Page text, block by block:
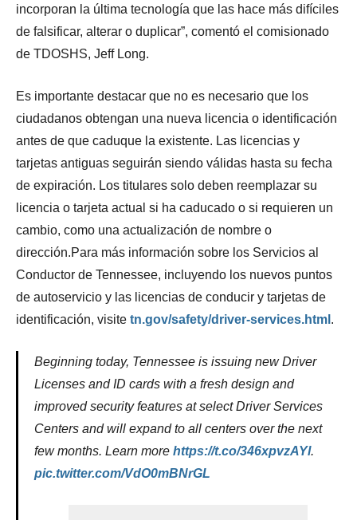
incorporan la última tecnología que las hace más difíciles
de falsificar, alterar o duplicar”, comentó el comisionado
de TDOSHS, Jeff Long.
Es importante destacar que no es necesario que los
ciudadanos obtengan una nueva licencia o identificación
antes de que caduque la existente. Las licencias y
tarjetas antiguas seguirán siendo válidas hasta su fecha
de expiración. Los titulares solo deben reemplazar su
licencia o tarjeta actual si ha caducado o si requieren un
cambio, como una actualización de nombre o
dirección.Para más información sobre los Servicios al
Conductor de Tennessee, incluyendo los nuevos puntos
de autoservicio y las licencias de conducir y tarjetas de
identificación, visite tn.gov/safety/driver-services.html .
Beginning today, Tennessee is issuing new Driver
Licenses and ID cards with a fresh design and
improved security features at select Driver Services
Centers and will expand to all centers over the next
few months. Learn more https://t.co/346xpvzAYl.
pic.twitter.com/VdO0mBNrGL